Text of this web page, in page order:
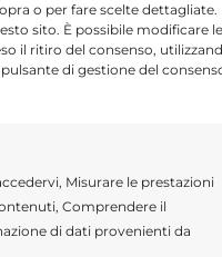
o per fare scelte dettagliate.
sito. È possibile modificare le
il ritiro del consenso,
di gestione del
Misurare le prestazioni
Comprendere il
di dati provenienti da
viene a